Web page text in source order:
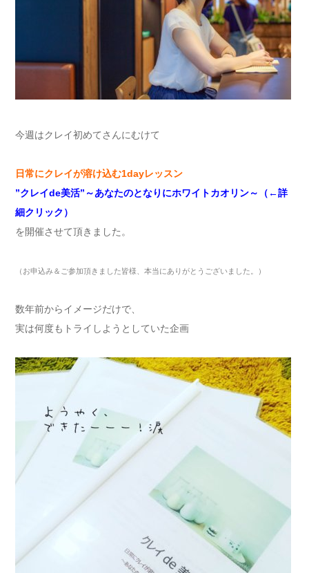
今週はクレイ初めてさんにむけて
日常にクレイが溶け込む1dayレッスン
”クレイde美活” ～あなたのとなりにホワイトカオリン～（ ←詳
細クリック）
を開催させて頂きました。
（お申込み＆ご参加頂きました皆様、本当にありがとうございました。）
数年前からイメージだけで、
実は何度もトライしようとしていた企画